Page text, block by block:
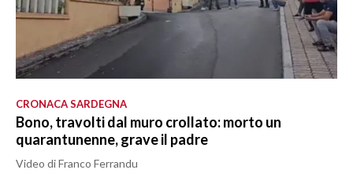
CRONACA SARDEGNA
Bono, travolti dal muro crollato: morto un
quarantunenne, grave il padre
Video di Franco Ferrandu